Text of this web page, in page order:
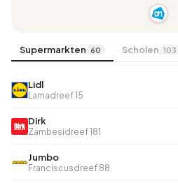
Supermarkten 60 Scholen 103
Lidl
Lamadreef 15
Dirk
Zambesidreef 181
Jumbo
Franciscusdreef 88